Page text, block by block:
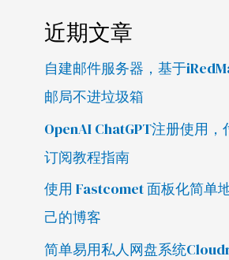
近期文章
自建邮件服务器，基于
邮局不进垃圾箱
OpenAI ChatGPT注册使用，
订阅教程指南
使用 Fastcomet 面板化简单
己的博客
简单易用私人网盘系统